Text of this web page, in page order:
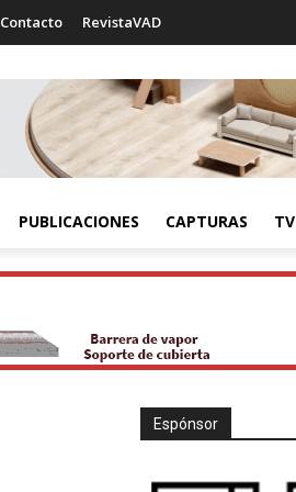
Contacto RevistaVAD
PUBLICACIONES CAPTURAS TV
Espónsor